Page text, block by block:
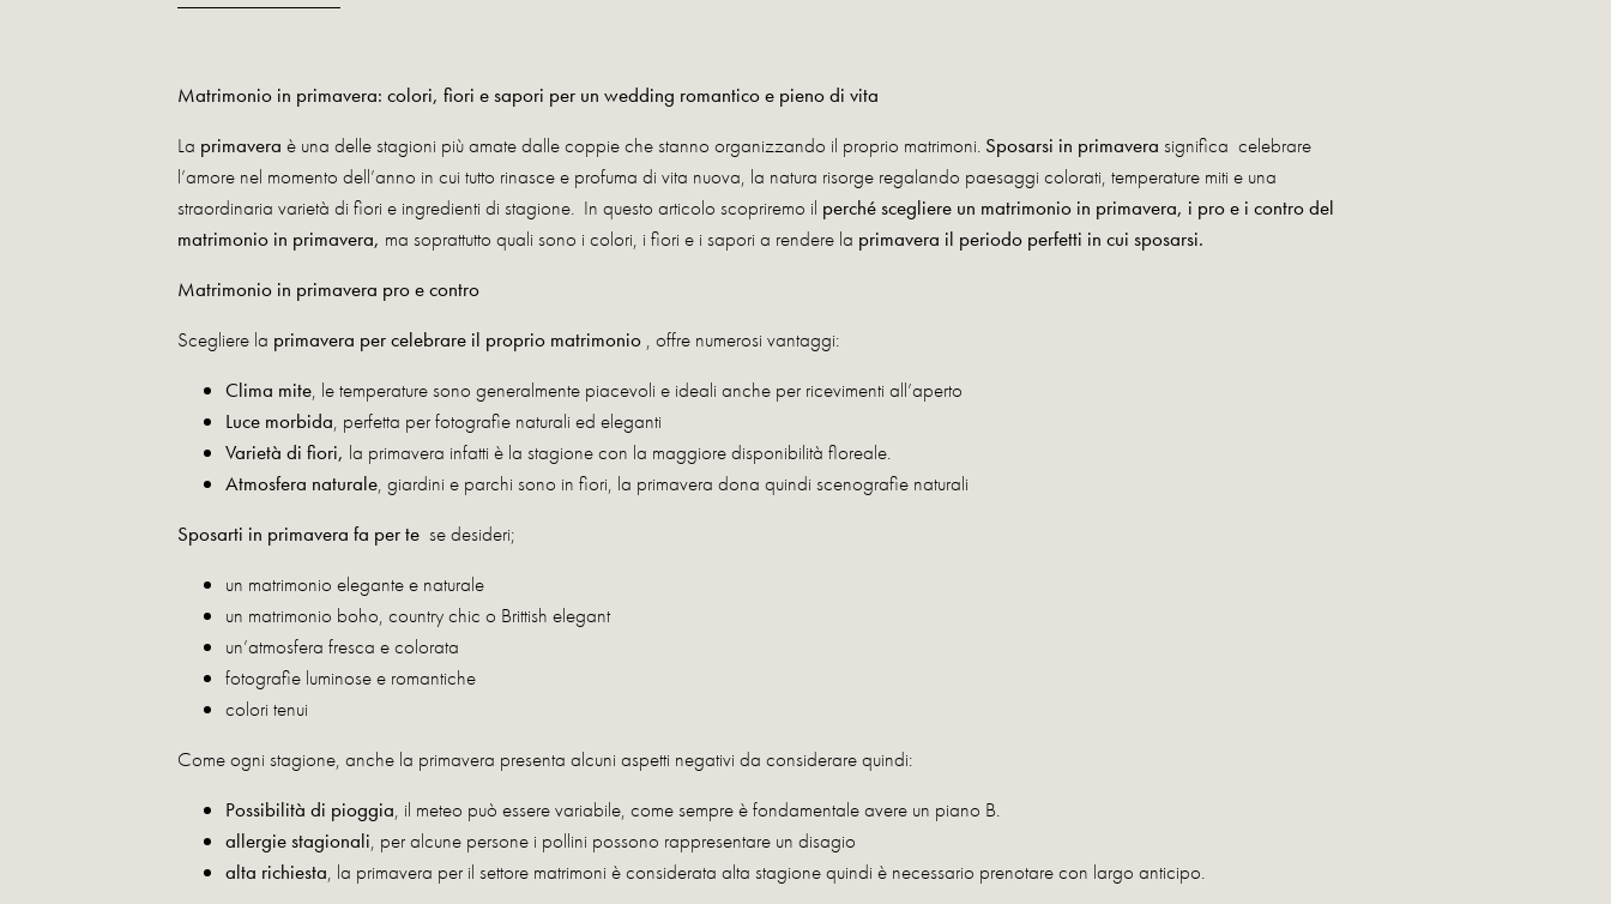
Matrimonio in primavera: colori, fiori e sapori per un wedding romantico e pieno di vita
La primavera è una delle stagioni più amate dalle coppie che stanno organizzando il proprio matrimoni. Sposarsi in primavera significa celebrare
l’amore nel momento dell’anno in cui tutto rinasce e profuma di vita nuova, la natura risorge regalando paesaggi colorati, temperature miti e una
straordinaria varietà di fiori e ingredienti di stagione. In questo articolo scopriremo il perché scegliere un matrimonio in primavera, i pro e i contro del
matrimonio in primavera, ma soprattutto quali sono i colori, i fiori e i sapori a rendere la primavera il periodo perfetti in cui sposarsi.
Matrimonio in primavera pro e contro
Scegliere la primavera per celebrare il proprio matrimonio, offre numerosi vantaggi:
Clima mite, le temperature sono generalmente piacevoli e ideali anche per ricevimenti all’aperto
Luce morbida, perfetta per fotografie naturali ed eleganti
Varietà di fiori, la primavera infatti è la stagione con la maggiore disponibilità floreale.
Atmosfera naturale, giardini e parchi sono in fiori, la primavera dona quindi scenografie naturali
Sposarti in primavera fa per te se desideri;
un matrimonio elegante e naturale
un matrimonio boho, country chic o Brittish elegant
un’atmosfera fresca e colorata
fotografie luminose e romantiche
colori tenui
Come ogni stagione, anche la primavera presenta alcuni aspetti negativi da considerare quindi:
Possibilità di pioggia, il meteo può essere variabile, come sempre è fondamentale avere un piano B.
allergie stagionali, per alcune persone i pollini possono rappresentare un disagio
alta richiesta, la primavera per il settore matrimoni è considerata alta stagione quindi è necessario prenotare con largo anticipo.